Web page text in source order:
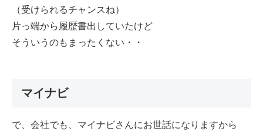
（受けられるチャンスね）
片っ端から履歴書出していたけど
そういうのもまったくない・・
マイナビ
で、会社でも、マイナビさんにお世話になりますから